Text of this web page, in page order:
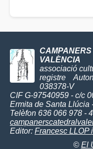
VALÈNCIA
associació
registre
038378-V
CIF G-97540959 - c/c
Ermita de Santa Llúcia
Telèfon 636 066 978 -
Editor: Francesc LLOP
© El